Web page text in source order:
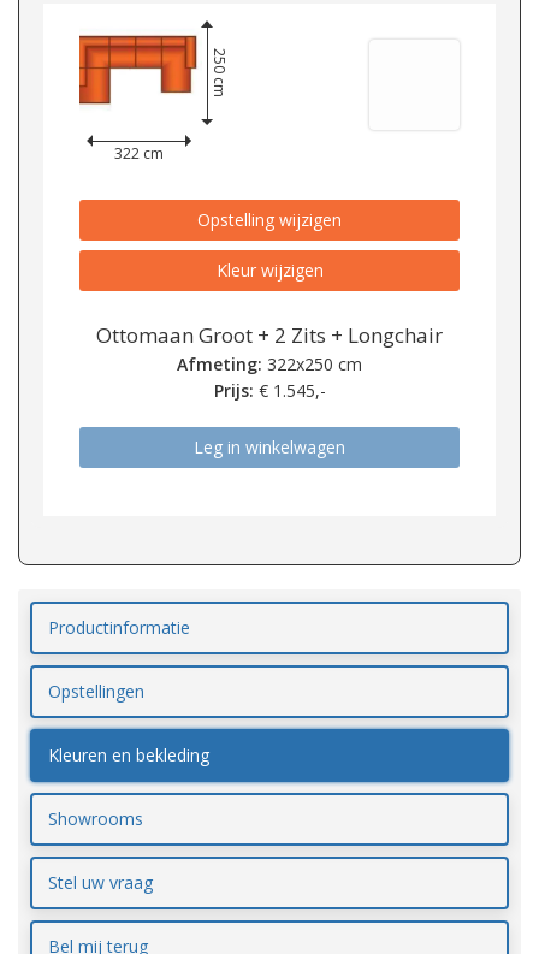
322 cm
250 cm
Opstelling wijzigen
Kleur wijzigen
Ottomaan Groot + 2 Zits + Longchair
Afmeting: 322x250 cm
Prijs: € 1.545,-
Leg in winkelwagen
Productinformatie
Opstellingen
Kleuren en bekleding
Showrooms
Stel uw vraag
Bel mij terug